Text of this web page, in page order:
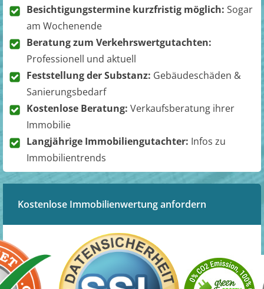
Besichtigungstermine kurzfristig möglich: Sogar
am Wochenende
Beratung zum Verkehrswertgutachten:
Professionell und aktuell
Feststellung der Substanz: Gebäudeschäden &
Sanierungsbedarf
Kostenlose Beratung: Verkaufsberatung ihrer
Immobilie
Langjährige Immobiliengutachter: Infos zu
Immobilientrends
Kostenlose Immobilienwertung anfordern